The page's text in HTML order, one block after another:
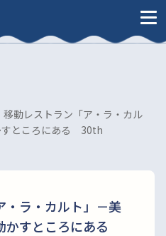
移動レストラン「ア・ラ・カル
すところにある 30th
・ラ・カルト」－美
かすところにある